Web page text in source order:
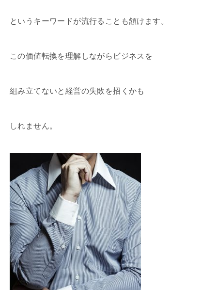
というキーワードが流行ることも頷けます。
この価値転換を理解しながらビジネスを
組み立てないと経営の失敗を招くかも
しれません。